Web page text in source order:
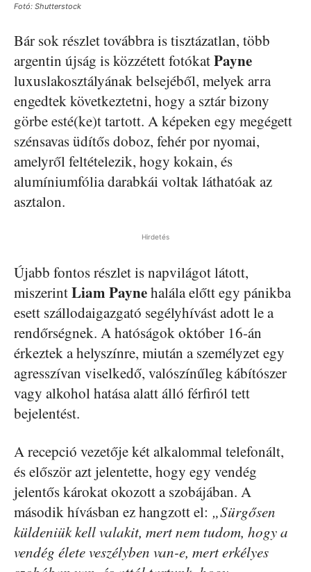
Fotó: Shutterstock
Bár sok részlet továbbra is tisztázatlan, több
argentin újság is közzétett fotókatPayne
luxuslakosztályának belsejéből, melyek arra
engedtek következtetni, hogy a sztár bizony
görbe esté(ke)t tartott. A képeken egy megégett
szénsavas üdítős doboz, fehér por nyomai,
amelyről feltételezik, hogy kokain, és
alumíniumfólia darabkái voltak láthatóak az
asztalon.
Hirdetés
Újabb fontos részlet is napvilágot látott,
miszerintLiam Paynehalála előtt egy pánikba
esett szállodaigazgató segélyhívást adott le a
rendőrségnek. A hatóságok október 16-án
érkeztek a helyszínre, miután a személyzet egy
agresszívan viselkedő, valószínűleg kábítószer
vagy alkohol hatása alatt álló férfiról tett
bejelentést.
A recepció vezetője két alkalommal telefonált,
és először azt jelentette, hogy egy vendég
jelentős károkat okozott a szobájában. A
második hívásban ez hangzott el: „Sürgősen
küldeniük kell valakit, mert nem tudom, hogy a
vendég élete veszélyben van-e, mert erkélyes